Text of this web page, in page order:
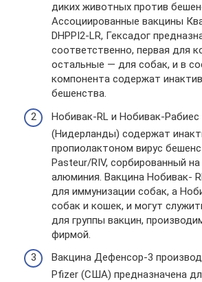
диких животных против
Ассоциированные вакцины
DHPPI2-LR, Гексадог
соответственно, первая для
остальные — для собак, и в
компонента содержат
бешенства.
Нобивак-RL и Нобивак-
(Нидерланды) содержат
пропиолактоном вирус
Pasteur/RIV, сорбированный
алюминия. Вакцина Нобивак-
для иммунизации собак, а
собак и кошек, и могут
для группы вакцин,
фирмой.
Вакцина Дефенсор-3
Pfizer (США) предназначена